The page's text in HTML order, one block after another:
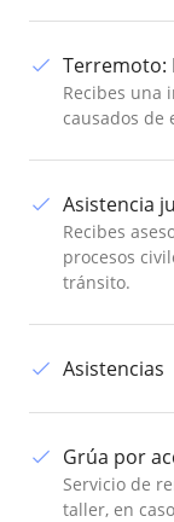
Terremoto:
Recibes una
causados de
Asistencia
Recibes
procesos
tránsito.
Asistencias
Grúa por
Servicio de
taller, en